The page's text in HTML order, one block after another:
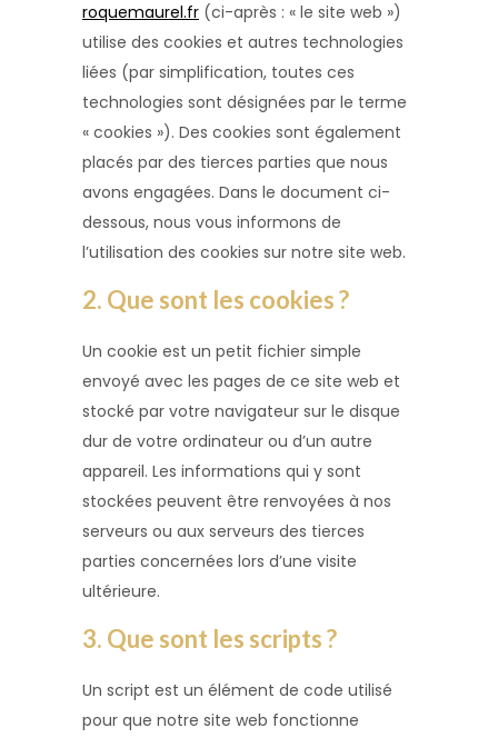
roquemaurel.fr (ci-après : « le site web »)
utilise des cookies et autres technologies
liées (par simplification, toutes ces
technologies sont désignées par le terme
« cookies »). Des cookies sont également
placés par des tierces parties que nous
avons engagées. Dans le document ci-
dessous, nous vous informons de
l’utilisation des cookies sur notre site web.
2. Que sont les cookies ?
Un cookie est un petit fichier simple
envoyé avec les pages de ce site web et
stocké par votre navigateur sur le disque
dur de votre ordinateur ou d’un autre
appareil. Les informations qui y sont
stockées peuvent être renvoyées à nos
serveurs ou aux serveurs des tierces
parties concernées lors d’une visite
ultérieure.
3. Que sont les scripts ?
Un script est un élément de code utilisé
pour que notre site web fonctionne